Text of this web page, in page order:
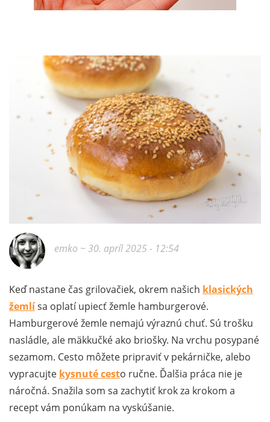
emko ~ 30. apríl 2025 - 12:54
Keď nastane čas grilovačiek, okrem našich klasických
žemlísa oplatí upiecť žemle hamburgerové.
Hamburgerové žemle nemajú výraznú chuť. Sú trošku
nasládle, ale mäkkučké ako briošky. Na vrchu posypané
sezamom. Cesto môžete pripraviť v pekárničke, alebo
vypracujte kysnuté cesto ručne. Ďalšia práca nie je
náročná. Snažila som sa zachytiť krok za krokom a
recept vám ponúkam na vyskúšanie.